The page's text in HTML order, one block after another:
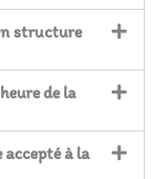
structure
de la
à la